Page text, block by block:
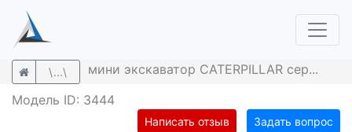
\...\
мини экскаватор CATERPILLAR сер...
Модель ID: 3444
Написать отзыв Задать вопрос